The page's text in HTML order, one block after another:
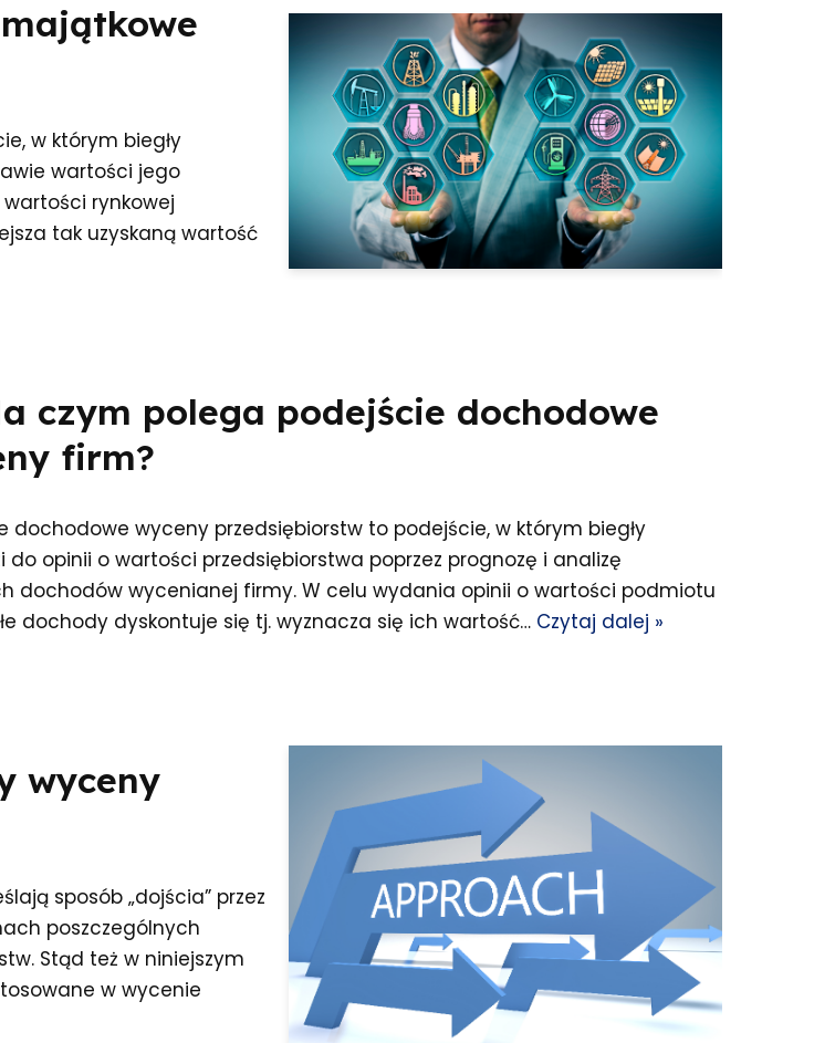
w którym biegły
wartości jego
rynkowej
tak uzyskaną wartość
czym polega podejście dochodowe
firm?
dochodowe wyceny przedsiębiorstw to podejście, w którym biegły
do opinii o wartości przedsiębiorstwa poprzez prognozę i analizę
dochodów wycenianej firmy. W celu wydania opinii o wartości podmiotu
dochody dyskontuje się tj. wyznacza się ich wartość… Czytaj dalej »
wyceny
sposób „dojścia” przez
poszczególnych
Stąd też w niniejszym
w wycenie